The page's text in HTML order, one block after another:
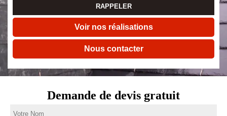
Voir nos réalisations
Nous contacter
Demande de devis gratuit